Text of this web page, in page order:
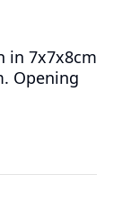
in 7x7x8cm
Opening